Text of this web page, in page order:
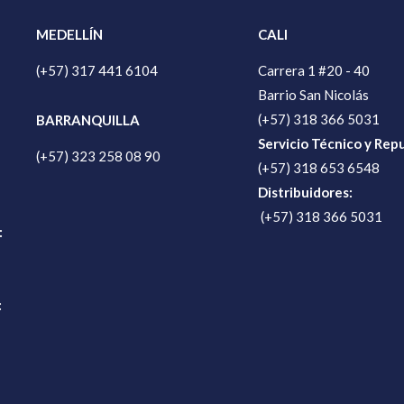
MEDELLÍN
(+57) 317 441 6104
BARRANQUILLA
(+57) 323 258 08 90
CALI
Carrera 1 #20 - 40
Barrio San Nicolás
(+57) 318 366 5031
Servicio Técnico y
(+57) 318 653 6548
Distribuidores:
(+57) 318 366 5031